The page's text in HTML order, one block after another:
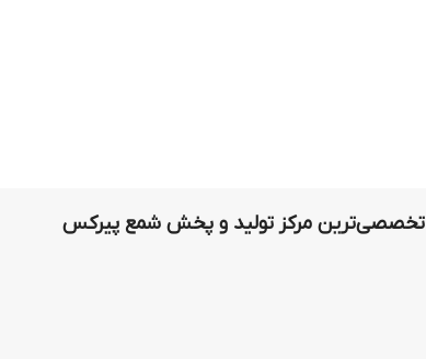
تخصصی‌ترین مرکز تولید و پخش شمع پیرکس